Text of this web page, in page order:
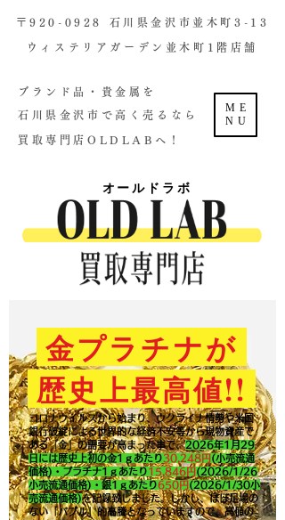
ME
NU
金プラチナが
歴史上最高値!!
コロナウイルスから始まり、ウクライナ情勢や米国
銀行破綻による世界的な経済不安等から現物資産で
ある「金」の需要が高まった事で、2026年1月29
日には歴史上初の金1ｇあたり30,248円 (小売流通
価格)・プラチナ1ｇあたり15,846円 (2026/1/26
小売流通価格)・銀1ｇあたり650円 (2026/1/30小
売流通価格)を記録致しました。​しかし、ほぼ足場の
ない「バブル」的高騰となっていますので、高値の
​〒920-0928 石川県金沢市並木町3-13
ウィステリアガーデン並木町1階店舗​
ブランド品・貴金属を
石川県金沢市で高く売るなら
買取専門店OLDLABへ！
オールドラボ